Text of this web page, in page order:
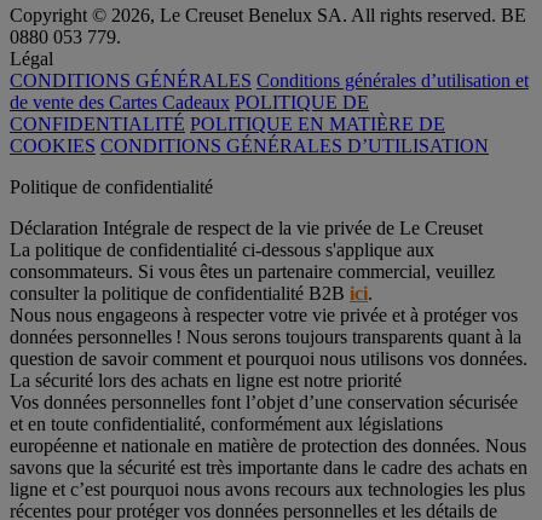
Copyright © 2026, Le Creuset Benelux SA. All rights reserved. BE
0880 053 779.
Légal
CONDITIONS GÉNÉRALES Conditions générales d’utilisation et
de vente des Cartes Cadeaux POLITIQUE DE
CONFIDENTIALITÉ POLITIQUE EN MATIÈRE DE
COOKIES CONDITIONS GÉNÉRALES D’UTILISATION
Politique de confidentialité
Déclaration Intégrale de respect de la vie privée de Le Creuset
La politique de confidentialité ci-dessous s'applique aux
consommateurs. Si vous êtes un partenaire commercial, veuillez
consulter la politique de confidentialité B2B ici.
Nous nous engageons à respecter votre vie privée et à protéger vos
données personnelles ! Nous serons toujours transparents quant à la
question de savoir comment et pourquoi nous utilisons vos données.
La sécurité lors des achats en ligne est notre priorité
Vos données personnelles font l’objet d’une conservation sécurisée
et en toute confidentialité, conformément aux législations
européenne et nationale en matière de protection des données. Nous
savons que la sécurité est très importante dans le cadre des achats en
ligne et c’est pourquoi nous avons recours aux technologies les plus
récentes pour protéger vos données personnelles et les détails de